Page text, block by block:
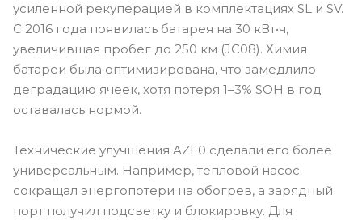
усиленной рекуперацией в комплектациях SL и SV.
С 2016 года появилась батарея на 30 кВт•ч,
увеличившая пробег до 250 км (JC08). Химия
батареи была оптимизирована, что замедлило
деградацию ячеек, хотя потеря 1–3% SOH в год
оставалась нормой.
Технические улучшения AZE0 сделали его более
универсальным. Например, тепловой насос
сокращал энергопотери на обогрев, а зарядный
порт получил подсветку и блокировку. Для